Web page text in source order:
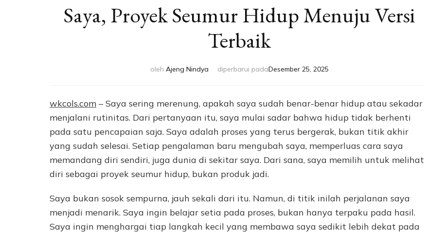
Saya, Proyek Seumur Hidup Menuju Versi
Terbaik
oleh Ajeng Nindya diperbarui padaDesember 25, 2025
wkcols.com – Saya sering merenung, apakah saya sudah benar-benar hidup atau sekadar
menjalani rutinitas. Dari pertanyaan itu, saya mulai sadar bahwa hidup tidak berhenti
pada satu pencapaian saja. Saya adalah proses yang terus bergerak, bukan titik akhir
yang sudah selesai. Setiap pengalaman baru mengubah saya, memperluas cara saya
memandang diri sendiri, juga dunia di sekitar saya. Dari sana, saya memilih untuk melihat
diri sebagai proyek seumur hidup, bukan produk jadi.
Saya bukan sosok sempurna, jauh sekali dari itu. Namun, di titik inilah perjalanan saya
menjadi menarik. Saya ingin belajar setia pada proses, bukan hanya terpaku pada hasil.
Saya ingin menghargai tiap langkah kecil yang membawa saya sedikit lebih dekat pada